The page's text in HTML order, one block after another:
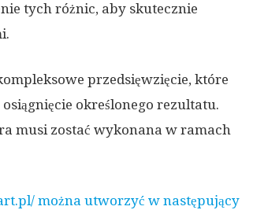
tych różnic, aby skutecznie
przedsięwzięcie, które
określonego rezultatu.
musi zostać wykonana w ramach
można utworzyć w następujący